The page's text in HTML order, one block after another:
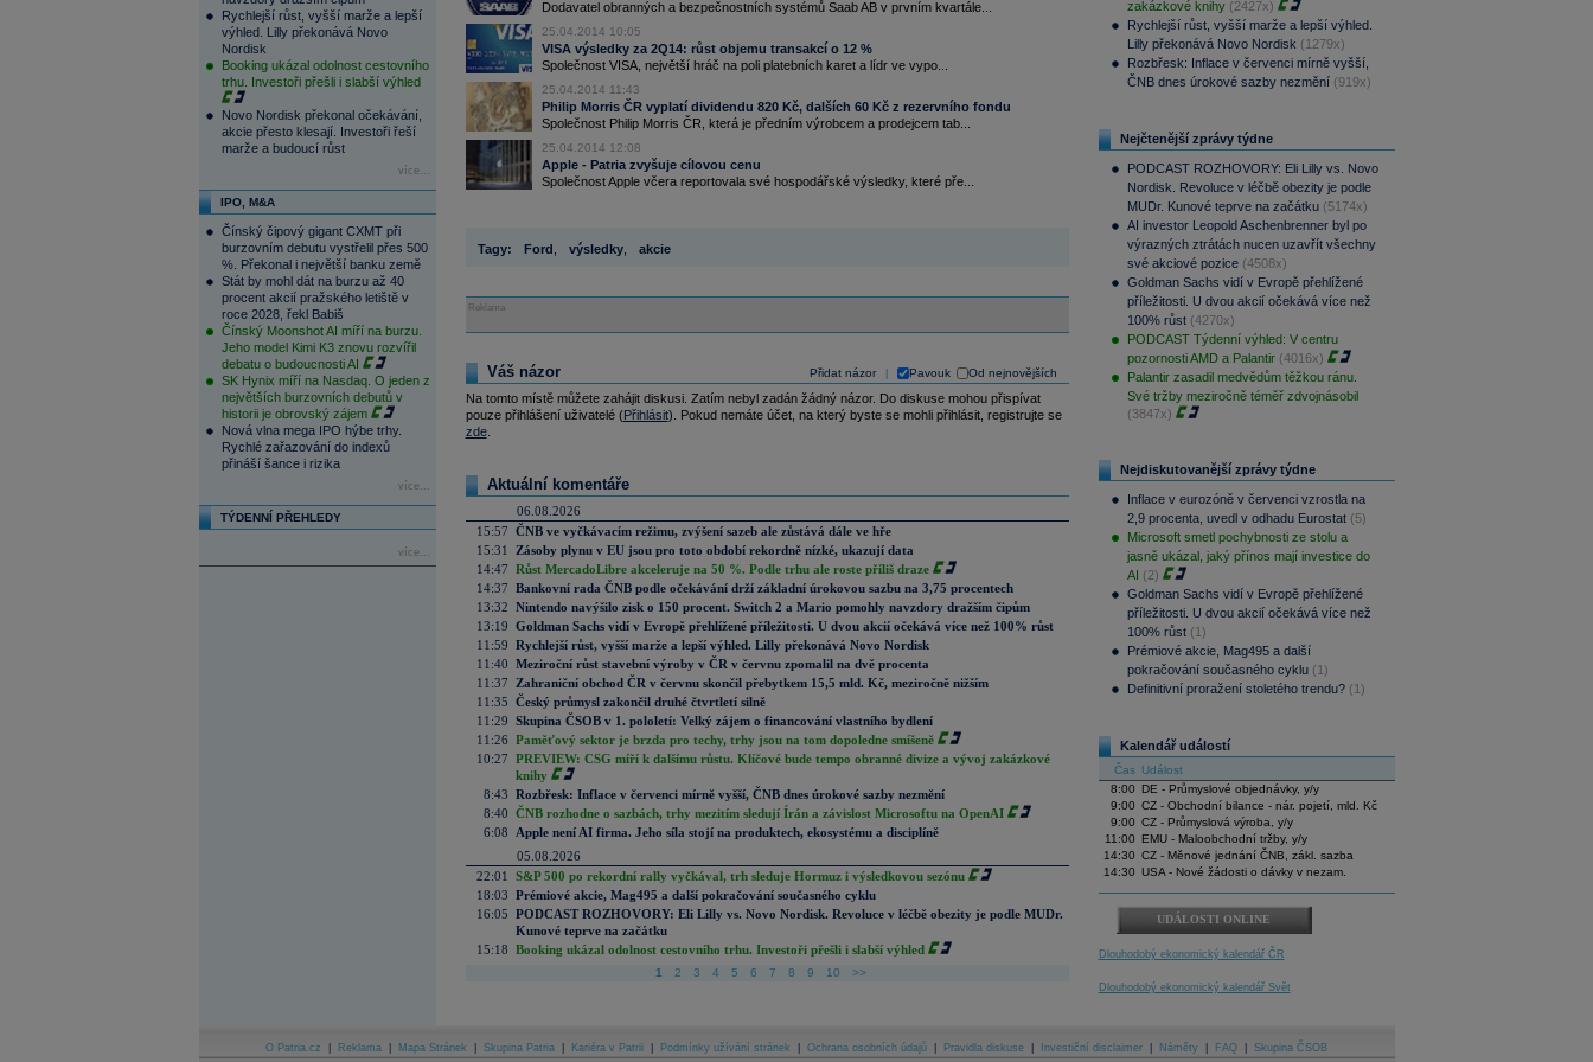
Rychlejší růst, vyšší marže a lepší
výhled. Lilly překonává Novo
Nordisk
Booking ukázal odolnost cestovního
trhu. Investoři přešli i slabší výhled
Novo Nordisk překonal očekávání,
akcie přesto klesají. Investoři řeší
marže a budoucí růst
více...
IPO, M&A
Čínský čipový gigant CXMT při
burzovním debutu vystřelil přes 500
%. Překonal i největší banku země
Stát by mohl dát na burzu až 40
procent akcií pražského letiště v
roce 2028, řekl Babiš
Čínský Moonshot AI míří na burzu.
Jeho model Kimi K3 znovu rozvířil
debatu o budoucnosti AI
SK Hynix míří na Nasdaq. O jeden z
největších burzovních debutů v
historii je obrovský zájem
Nová vlna mega IPO hýbe trhy.
Rychlé zařazování do indexů
přináší šance i rizika
více...
TÝDENNÍ PŘEHLEDY
více...
Dodavatel obranných a bezpečnostních systémů Saab AB v prvním kvartále...
25.04.2014 10:05
VISA výsledky za 2Q14: růst objemu transakcí o 12 %
Společnost VISA, největší hráč na poli platebních karet a lídr ve vypo...
25.04.2014 11:43
Philip Morris ČR vyplatí dividendu 820 Kč, dalších 60 Kč z rezervního fondu
Společnost Philip Morris ČR, která je předním výrobcem a prodejcem tab...
25.04.2014 12:08
Apple - Patria zvyšuje cílovou cenu
Společnost Apple včera reportovala své hospodářské výsledky, které pře...
Tagy: Ford výsledky, akcie
Reklama
Přidat názor Pavouk Od nejnovějších
Váš názor
Na tomto místě můžete zahájit diskusi. Zatím nebyl zadán žádný názor. Do diskuse mohou přispívat
pouze přihlášení uživatelé (Přihlásit). Pokud nemáte účet, na který byste se mohli přihlásit, registrujte se
zde.
Aktuální komentáře
06.08.2026
15:57 ČNB ve vyčkávacím režimu, zvýšení sazeb ale zůstává dále ve hře
15:31
Zásoby plynu v EU jsou pro toto období rekordně nízké, ukazují data
14:47 Růst MercadoLibre akceleruje na 50 %. Podle trhu ale roste příliš draze
14:37 Bankovní rada ČNB podle očekávání drží základní úrokovou sazbu na 3,75 procentech
13:32 Nintendo navýšilo zisk o 150 procent. Switch 2 a Mario pomohly navzdory dražším čipům
13:19 Goldman Sachs vidí v Evropě přehlížené příležitosti. U dvou akcií očekává více než 100% růst
11:59 Rychlejší růst, vyšší marže a lepší výhled. Lilly překonává Novo Nordisk
11:40 Meziroční růst stavební výroby v ČR v červnu zpomalil na dvě procenta
11:37
Zahraniční obchod ČR v červnu skončil přebytkem 15,5 mld. Kč, meziročně nižším
11:35 Český průmysl zakončil druhé čtvrtletí silně
11:29 Skupina ČSOB v 1. pololetí: Velký zájem o financování vlastního bydlení
11:26 Paměťový sektor je brzda pro techy, trhy jsou na tom dopoledne smíšeně
10:27 PREVIEW: CSG míří k dalšímu růstu. Klíčové bude tempo obranné divize a vývoj zakázkové
knihy
8:43 Rozbřesk: Inflace v červenci mírně vyšší, ČNB dnes úrokové sazby nezmění
8:40 ČNB rozhodne o sazbách, trhy mezitím sledují Írán a závislost Microsoftu na OpenAI
6:08
Apple není AI firma. Jeho síla stojí na produktech, ekosystému a disciplíně
05.08.2026
22:01
S&P 500 po rekordní rally vyčkával, trh sleduje Hormuz i výsledkovou sezónu
18:03 Prémiové akcie, Mag495 a další pokračování současného cyklu
16:05 PODCAST ROZHOVORY: Eli Lilly vs. Novo Nordisk. Revoluce v léčbě obezity je podle MUDr.
Kunové teprve na začátku
15:18 Booking ukázal odolnost cestovního trhu. Investoři přešli i slabší výhled
1 2 3 4 5 6 7 8 9 10 >>
zakázkové knihy (2427x)
Rychlejší růst, vyšší marže a lepší výhled.
Lilly překonává Novo Nordisk (1279x)
Rozbřesk: Inflace v červenci mírně vyšší,
ČNB dnes úrokové sazby nezmění (919x)
Nejčtenější zprávy týdne
PODCAST ROZHOVORY: Eli Lilly vs. Novo
Nordisk. Revoluce v léčbě obezity je podle
MUDr. Kunové teprve na začátku (5174x)
AI investor Leopold Aschenbrenner byl po
výrazných ztrátách nucen uzavřít všechny
své akciové pozice (4508x)
Goldman Sachs vidí v Evropě přehlížené
příležitosti. U dvou akcií očekává více než
100% růst (4270x)
PODCAST Týdenní výhled: V centru
pozornosti AMD a Palantir (4016x)
Palantir zasadil medvědům těžkou ránu.
Své tržby meziročně téměř zdvojnásobil
(3847x)
Nejdiskutovanější zprávy týdne
Inflace v eurozóně v červenci vzrostla na
2,9 procenta, uvedl v odhadu Eurostat (5)
Microsoft smetl pochybnosti ze stolu a
jasně ukázal, jaký přínos mají investice do
AI (2)
Goldman Sachs vidí v Evropě přehlížené
příležitosti. U dvou akcií očekává více než
100% růst (1)
Prémiové akcie, Mag495 a další
pokračování současného cyklu (1)
Definitivní proražení stoletého trendu? (1)
Kalendář událostí
Čas Událost
8:00
DE - Průmyslové objednávky, y/y
9:00 CZ - Obchodní bilance - nár. pojetí, mld. Kč
9:00 CZ - Průmyslová výroba, y/y
11:00
EMU - Maloobchodní tržby, y/y
14:30 CZ - Měnové jednání ČNB, zákl. sazba
14:30 USA - Nové žádosti o dávky v nezam.
UDÁLOSTI ONLINE
Dlouhodobý ekonomický kalendář ČR
Dlouhodobý ekonomický kalendář Svět
O Patria.cz Reklama Mapa Stránek Skupina Patria Kariéra v Patrii Podmínky užívání stránek Ochrana osobních údajů Pravidla diskuse Investiční disclaimer Náměty FAQ Skupina ČSOB